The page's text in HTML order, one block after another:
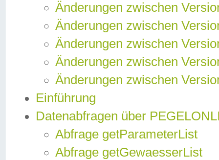
Änderungen zwischen
Änderungen zwischen
Änderungen zwischen
Änderungen zwischen
Änderungen zwischen
Einführung
Datenabfragen über
Abfrage getParameterList
Abfrage getGewaesserList